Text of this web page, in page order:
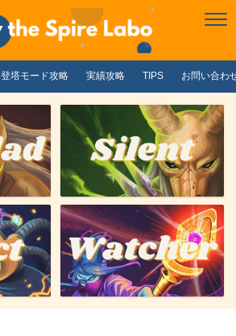
登塔モード攻略 実績攻略 TIPS お問い合わ